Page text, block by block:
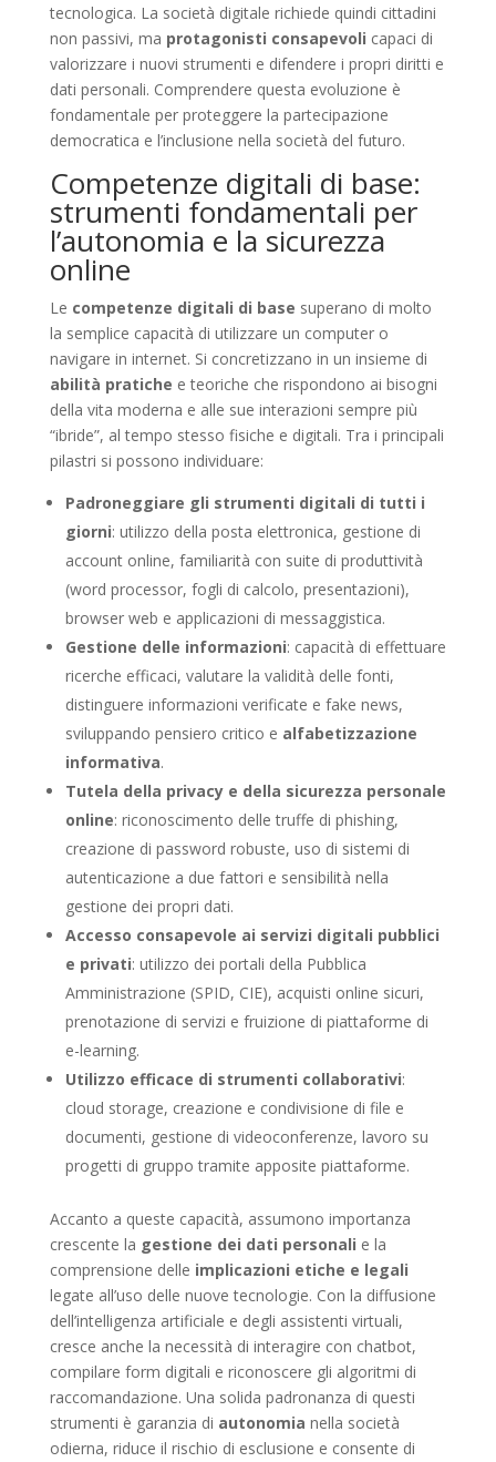
tecnologica. La società digitale richiede quindi cittadini
non passivi, ma protagonisti consapevoli capaci di
valorizzare i nuovi strumenti e difendere i propri diritti e
dati personali. Comprendere questa evoluzione è
fondamentale per proteggere la partecipazione
democratica e l’inclusione nella società del futuro.
Competenze digitali di base:
strumenti fondamentali per
l’autonomia e la sicurezza
online
Le competenze digitali di base superano di molto
la semplice capacità di utilizzare un computer o
navigare in internet. Si concretizzano in un insieme di
abilità pratiche e teoriche che rispondono ai bisogni
della vita moderna e alle sue interazioni sempre più
“ibride”, al tempo stesso fisiche e digitali. Tra i principali
pilastri si possono individuare:
Padroneggiare gli strumenti digitali di tutti i
giorni: utilizzo della posta elettronica, gestione di
account online, familiarità con suite di produttività
(word processor, fogli di calcolo, presentazioni),
browser web e applicazioni di messaggistica.
Gestione delle informazioni: capacità di effettuare
ricerche efficaci, valutare la validità delle fonti,
distinguere informazioni verificate e fake news,
sviluppando pensiero critico e alfabetizzazione
informativa.
Tutela della privacy e della sicurezza personale
online: riconoscimento delle truffe di phishing,
creazione di password robuste, uso di sistemi di
autenticazione a due fattori e sensibilità nella
gestione dei propri dati.
Accesso consapevole ai servizi digitali pubblici
e privati: utilizzo dei portali della Pubblica
Amministrazione (SPID, CIE), acquisti online sicuri,
prenotazione di servizi e fruizione di piattaforme di
e-learning.
Utilizzo efficace di strumenti collaborativi:
cloud storage, creazione e condivisione di file e
documenti, gestione di videoconferenze, lavoro su
progetti di gruppo tramite apposite piattaforme.
Accanto a queste capacità, assumono importanza
crescente la gestione dei dati personali e la
comprensione delle implicazioni etiche e legali
legate all’uso delle nuove tecnologie. Con la diffusione
dell’intelligenza artificiale e degli assistenti virtuali,
cresce anche la necessità di interagire con chatbot,
compilare form digitali e riconoscere gli algoritmi di
raccomandazione. Una solida padronanza di questi
strumenti è garanzia di autonomia nella società
odierna, riduce il rischio di esclusione e consente di